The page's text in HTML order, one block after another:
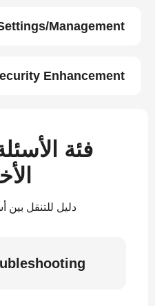
Settings/Management
Enhancement
فئة
دليل للتنقل بين